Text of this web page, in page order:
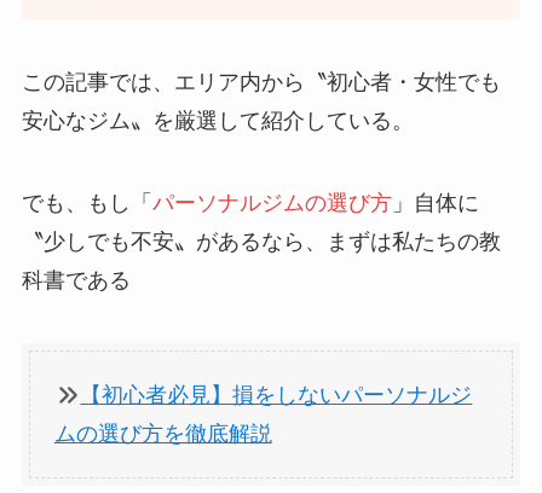
この記事では、エリア内から〝初心者・女性でも
安心なジム〟を厳選して紹介している。
でも、もし「 パーソナルジムの選び方」自体に
〝少しでも不安〟があるなら、まずは私たちの教
科書である
【初心者必見】損をしないパーソナルジ
ムの選び方を徹底解説